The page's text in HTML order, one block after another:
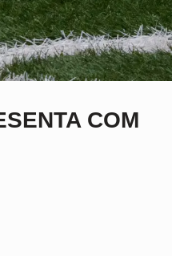
COM